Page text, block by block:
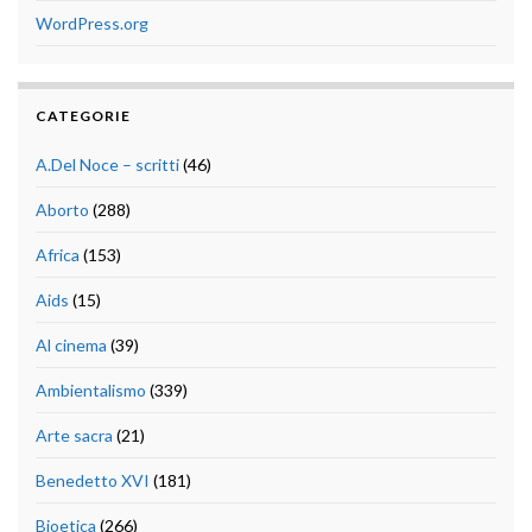
WordPress.org
CATEGORIE
A.Del Noce – scritti(46)
Aborto (288)
Africa (153)
Aids (15)
Al cinema (39)
Ambientalismo (339)
Arte sacra (21)
Benedetto XVI (181)
Bioetica (266)